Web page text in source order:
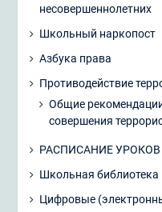
несовершеннолетних
Школьный наркопост
Азбука права
Противодействие
Общие
совершения
РАСПИСАНИЕ УРОКОВ
Школьная библиотека
Цифровые